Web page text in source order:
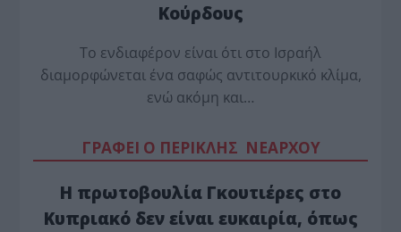
Κούρδους
Το ενδιαφέρον είναι ότι στο Ισραήλ
διαμορφώνεται ένα σαφώς αντιτουρκικό κλίμα,
ενώ ακόμη και…
ΓΡΑΦΕΙ Ο ΠΕΡΙΚΛΗΣ ΝΕΑΡΧΟΥ
Η πρωτοβουλία Γκουτιέρες στο
Κυπριακό δεν είναι ευκαιρία, όπως